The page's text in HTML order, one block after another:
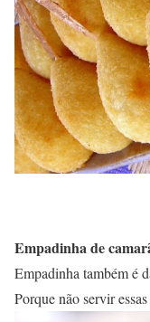
Empadinha de
Empadinha também é
Porque não servir